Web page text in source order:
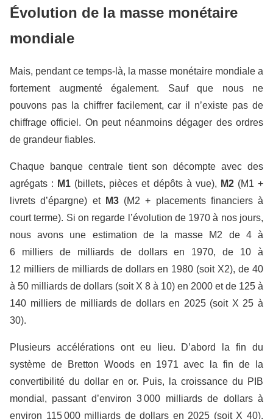
Évolution de la masse monétaire
mondiale
Mais, pendant ce temps-là, la masse monétaire mondiale a
fortement augmenté également. Sauf que nous ne
pouvons pas la chiffrer facilement, car il n’existe pas de
chiffrage officiel. On peut néanmoins dégager des ordres
de grandeur fiables.
Chaque banque centrale tient son décompte avec des
agrégats : M1 (billets, pièces et dépôts à vue), M2(M1 +
livrets d’épargne) et M3(M2 + placements financiers à
court terme). Si on regarde l’évolution de 1970 à nos jours,
nous avons une estimation de la masse M2 de 4 à
6 milliers de milliards de dollars en 1970, de 10 à
12 milliers de milliards de dollars en 1980 (soit X2), de 40
à 50 milliards de dollars (soit X 8 à 10) en 2000 et de 125 à
140 milliers de milliards de dollars en 2025 (soit X 25 à
30).
Plusieurs accélérations ont eu lieu. D’abord la fin du
système de Bretton Woods en 1971 avec la fin de la
convertibilité du dollar en or. Puis, la croissance du PIB
mondial, passant d’environ 3 000 milliards de dollars à
environ 115 000 milliards de dollars en 2025 (soit X 40).